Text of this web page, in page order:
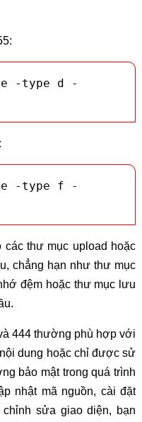
-type d -
-type f -
các thư mục upload hoặc
chẳng hạn như thư mục
đệm hoặc thư mục lưu
444 thường phù hợp với
dung hoặc chỉ được sử
bảo mật trong quá trình
nhật mã nguồn, cài đặt
sửa giao diện, bạn